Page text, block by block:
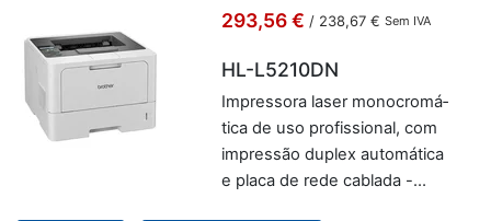
293,56 € / 238,67 € Sem IVA
HL-L5210DN
Im­pres­sora laser mo­no­cro­má­
tica de uso pro­fis­si­onal, com
im­pressão du­plex au­to­má­tica
e placa de rede ca­blada -